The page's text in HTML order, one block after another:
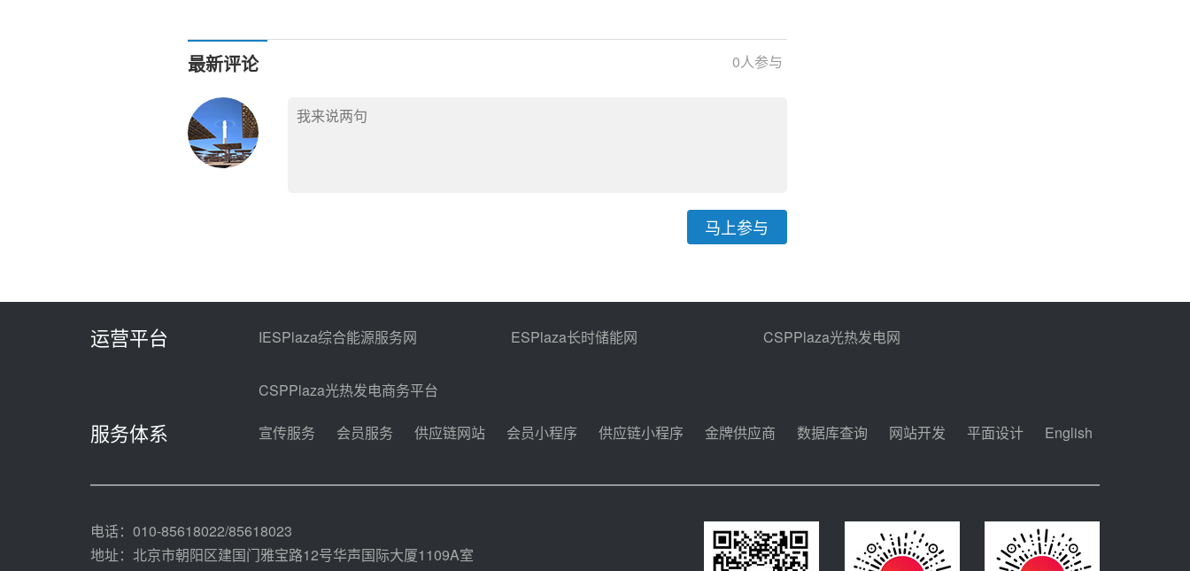
最新评论 0人参与
马上参与
运营平台 IESPlaza综合能源服务网 ESPlaza长时储能网 CSPPlaza光热发电网
CSPPlaza光热发电商务平台
服务体系 宣传服务 会员服务 供应链网站 会员小程序 供应链小程序 金牌供应商 数据库查询 网站开发 平面设计 English
电话：010-85618022/85618023
地址：北京市朝阳区建国门雅宝路12号华声国际大厦1109A室